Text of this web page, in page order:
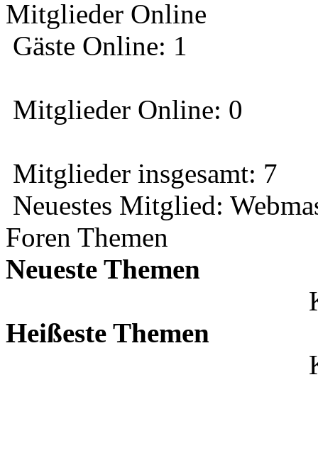
Mitglieder Online
Gäste Online: 1
Mitglieder Online: 0
Mitglieder insgesamt: 7
Neuestes Mitglied:
Foren Themen
Neueste Themen
Heißeste Themen